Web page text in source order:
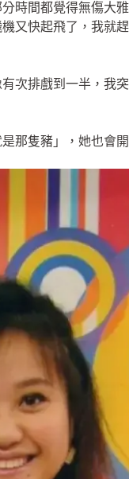
時間都覺得無傷大
又快起飛了，我就
次排戲到一半，我
那隻豬」，她也會